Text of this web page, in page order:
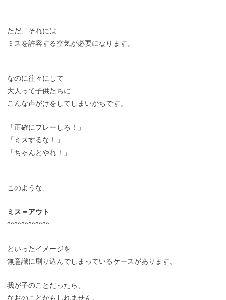
ただ、それには
ミスを許容する空気が必要になります。
なのに往々にして
大人って子供たちに
こんな声がけをしてしまいがちです。
「正確にプレーしろ！」
「ミスするな！」
「ちゃんとやれ！」
このような、
ミス＝アウト
^^^^^^^^^^^^
といったイメージを
無意識に刷り込んでしまっているケースがあります。
我が子のことだったら、
なおのことかもしれません。